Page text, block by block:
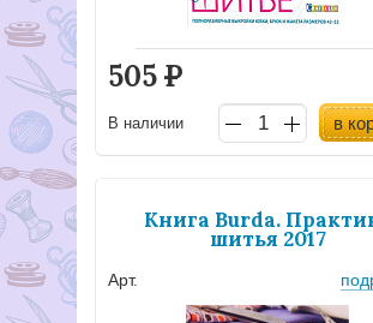
505Р
В наличии в
Книга Burda.
шитья 2017
Арт.